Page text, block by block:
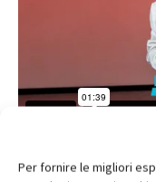
Per fornire le migliori